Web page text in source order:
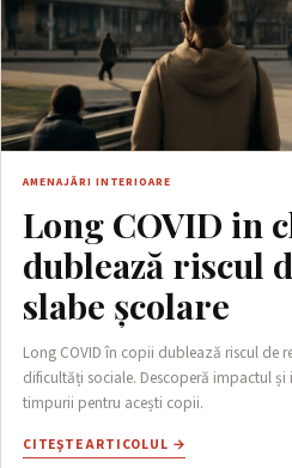
AMENAJĂRI INTERIOARE
Long COVID in
dublează riscul
slabe școlare
Long COVID în copii dublează riscul de
dificultăți sociale. Descoperă impactul
timpurii pentru acești copii.
CITEŞTE ARTICOLUL →